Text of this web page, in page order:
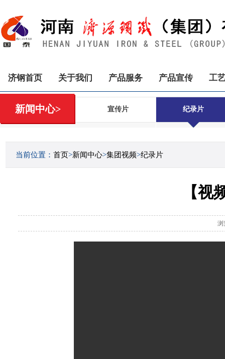
济钢首页 关于我们 产品服务 产品宣传 工
新闻中心> 宣传片 纪录片
当前位置： 首页>新闻中心>集团视频>纪录片
【视
浏